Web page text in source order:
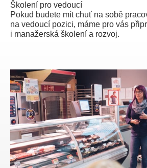
Školení pro vedoucí
Pokud budete mít chuť na sobě
na vedoucí pozici, máme pro vás
i manažerská školení a rozvoj.